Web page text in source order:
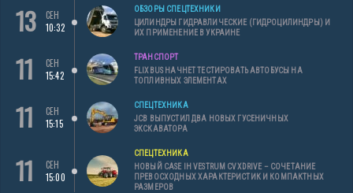
13
СЕН
10:32
ОБЗОРЫ СПЕЦТЕХНИКИ
ЦИЛИНДРЫ ГИДРАВЛИЧЕСКИЕ (ГИДРОЦИЛИНДРЫ) И
ИХ ПРИМЕНЕНИЕ В УКРАИНЕ
11
СЕН
15:42
ТРАНСПОРТ
FLIXBUS НАЧНЕТ ТЕСТИРОВАТЬ АВТОБУСЫ НА
ТОПЛИВНЫХ ЭЛЕМЕНТАХ
11
СЕН
15:15
СПЕЦТЕХНИКА
JCB ВЫПУСТИЛ ДВА НОВЫХ ГУСЕНИЧНЫХ
ЭКСКАВАТОРА
11
СЕН
15:00
СПЕЦТЕХНИКА
НОВЫЙ CASE IH VESTRUM CVXDRIVE – СОЧЕТАНИЕ
ПРЕВОСХОДНЫХ ХАРАКТЕРИСТИК И КОМПАКТНЫХ
РАЗМЕРОВ